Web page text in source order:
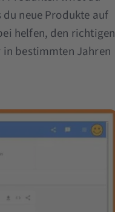
neue Produkte auf
helfen, den richtigen
in bestimmten Jahren